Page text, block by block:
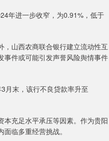
年进一步收窄，为0.91%，低于
山西农商联合银行建立流动性互
事件或可能引发声誉风险舆情事件
末，该行不良贷款率升至
充足水平承压等因素。作为贵阳
临多重经营挑战。